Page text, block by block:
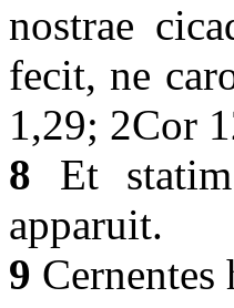
nostrae
fecit, ne
1,29; 2Cor
8 Et
apparuit.
9